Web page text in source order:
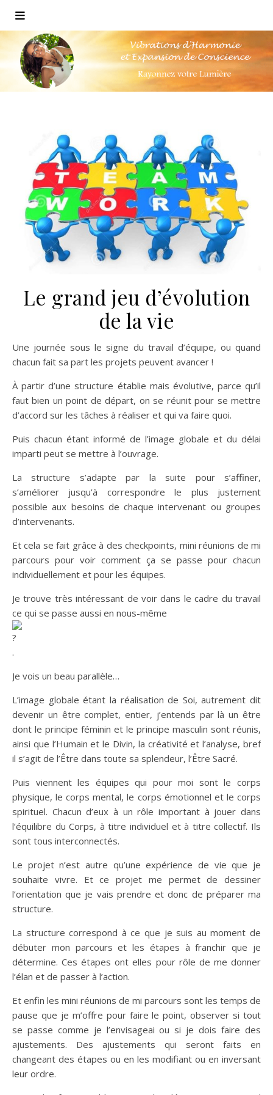
Le grand jeu d’évolution
de la vie
Une journée sous le signe du travail d’équipe, ou quand
chacun fait sa part les projets peuvent avancer !
À partir d’une structure établie mais évolutive, parce qu’il
faut bien un point de départ, on se réunit pour se mettre
d’accord sur les tâches à réaliser et qui va faire quoi.
Puis chacun étant informé de l’image globale et du délai
imparti peut se mettre à l’ouvrage.
La structure s’adapte par la suite pour s’affiner,
s’améliorer jusqu’à correspondre le plus justement
possible aux besoins de chaque intervenant ou groupes
d’intervenants.
Et cela se fait grâce à des checkpoints, mini réunions de mi
parcours pour voir comment ça se passe pour chacun
individuellement et pour les équipes.
Je trouve très intéressant de voir dans le cadre du travail
ce qui se passe aussi en nous-même
.
Je vois un beau parallèle…
L’image globale étant la réalisation de Soi, autrement dit
devenir un être complet, entier, j’entends par là un être
dont le principe féminin et le principe masculin sont réunis,
ainsi que l’Humain et le Divin, la créativité et l’analyse, bref
il s’agit de l’Être dans toute sa splendeur, l’Être Sacré.
Puis viennent les équipes qui pour moi sont le corps
physique, le corps mental, le corps émotionnel et le corps
spirituel. Chacun d’eux à un rôle important à jouer dans
l’équilibre du Corps, à titre individuel et à titre collectif. Ils
sont tous interconnectés.
Le projet n’est autre qu’une expérience de vie que je
souhaite vivre. Et ce projet me permet de dessiner
l’orientation que je vais prendre et donc de préparer ma
structure.
La structure correspond à ce que je suis au moment de
débuter mon parcours et les étapes à franchir que je
détermine. Ces étapes ont elles pour rôle de me donner
l’élan et de passer à l’action.
Et enfin les mini réunions de mi parcours sont les temps de
pause que je m’offre pour faire le point, observer si tout
se passe comme je l’envisageai ou si je dois faire des
ajustements. Des ajustements qui seront faits en
changeant des étapes ou en les modifiant ou en inversant
leur ordre.